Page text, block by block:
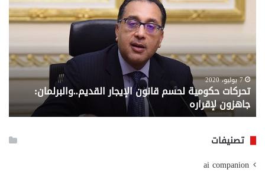
حكومية
لحسم
قانون
القديم..والبرلمان:
جاهزون
لإقراره
7 يوليو، 2020
تحركات حكومية لحسم قانون الإيجار القديم..والبرلمان:
جاهزون لإقراره
..
من
تصنيفات
ai companion